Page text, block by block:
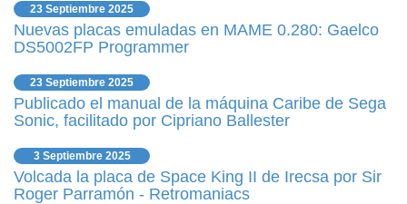
23 Septiembre 2025
Nuevas placas emuladas en MAME 0.280: Gaelco
DS5002FP Programmer
23 Septiembre 2025
Publicado el manual de la máquina Caribe de Sega
Sonic, facilitado por Cipriano Ballester
3 Septiembre 2025
Volcada la placa de Space King II de Irecsa por Sir
Roger Parramón - Retromaniacs